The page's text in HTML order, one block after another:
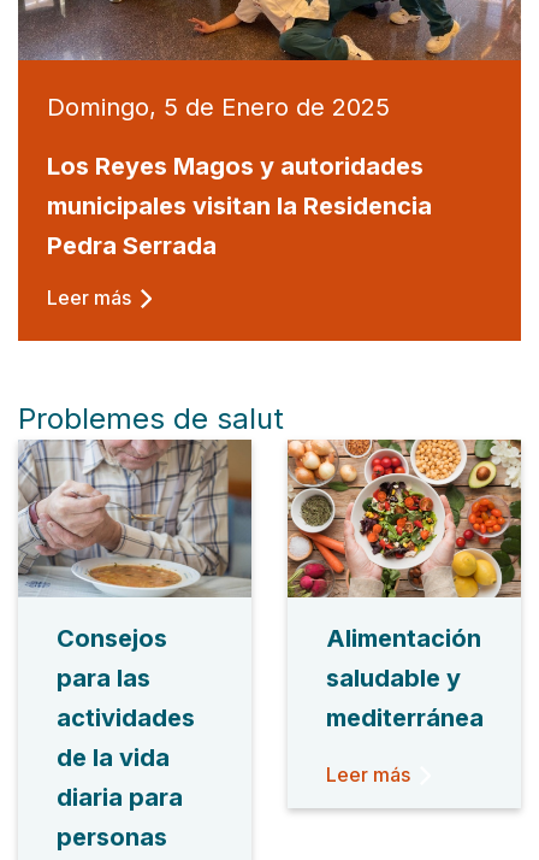
Domingo, 5 de Enero de 2025
Los Reyes Magos y autoridades
municipales visitan la Residencia
Pedra Serrada
Leer más
Problemes de salut
Consejos
para las
actividades
de la vida
diaria para
personas
Alimentación
saludable y
mediterránea
Leer más